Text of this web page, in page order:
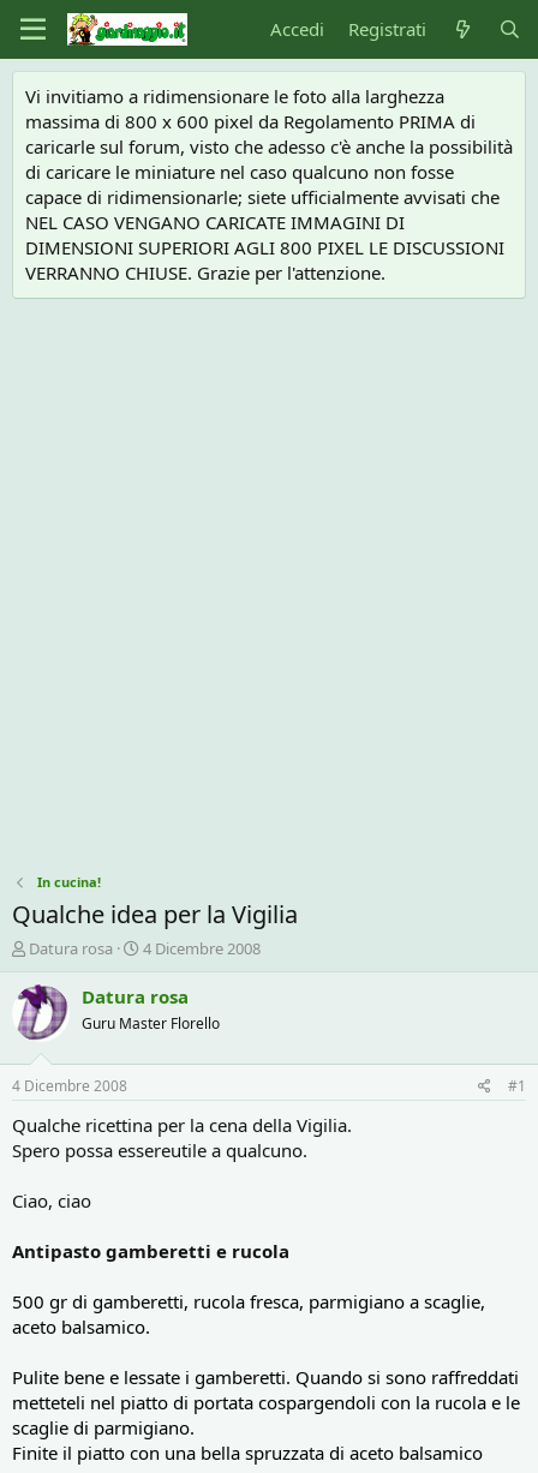
Accedi Registrati
Vi invitiamo a ridimensionare le foto alla larghezza
massima di 800 x 600 pixel da Regolamento PRIMA di
caricarle sul forum, visto che adesso c'è anche la possibilità
di caricare le miniature nel caso qualcuno non fosse
capace di ridimensionarle; siete ufficialmente avvisati che
NEL CASO VENGANO CARICATE IMMAGINI DI
DIMENSIONI SUPERIORI AGLI 800 PIXEL LE DISCUSSIONI
VERRANNO CHIUSE. Grazie per l'attenzione.
In cucina!
Qualche idea per la Vigilia
C
r
e
a
t
o
r
e
D
s
u
s
o
n
e
Datura rosa
D
a
t
d
n
i
i
4 Dicembre 2008
Datura rosa
Guru Master Florello
4 Dicembre 2008 #1
Qualche ricettina per la cena della Vigilia.
Spero possa essereutile a qualcuno.
Ciao, ciao
Antipasto gamberetti e rucola
500 gr di gamberetti, rucola fresca, parmigiano a scaglie,
aceto balsamico.
Pulite bene e lessate i gamberetti. Quando si sono raffreddati
metteteli nel piatto di portata cospargendoli con la rucola e le
scaglie di parmigiano.
Finite il piatto con una bella spruzzata di aceto balsamico